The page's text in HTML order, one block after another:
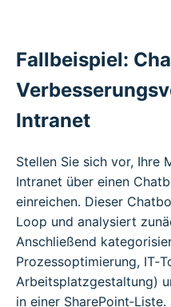
Fallbeispiel:
Intranet
Stellen Sie sich vor, Ihre
Intranet über einen
einreichen. Dieser
Loop und analysiert
Anschließend
Prozessoptimierung,
Arbeitsplatzgestaltung)
in einer